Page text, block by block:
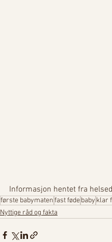
Informasjon hentet fra
første babymatenfast fødebaby klar
Nyttige råd og fakta